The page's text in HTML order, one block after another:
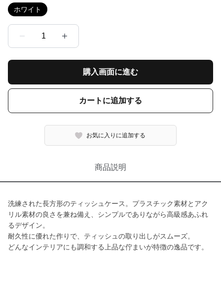
ホワイト
1
購入画面に進む
カートに追加する
お気に入りに追加する
商品説明
洗練された長方形のティッシュケース。プラスチック素材とアク
リル素材の良さを兼ね備え、シンプルでありながら高級感あふれ
るデザイン。
耐久性に優れた作りで、ティッシュの取り出しがスムーズ。
どんなインテリアにも調和する上品な佇まいが特徴の逸品です。